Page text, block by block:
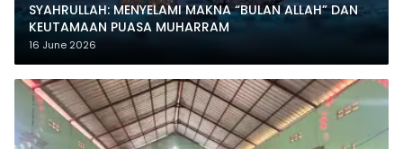
SYAHRULLAH: MENYELAMI MAKNA “BULAN ALLAH” DAN
KEUTAMAAN PUASA MUHARRAM
16 June 2026